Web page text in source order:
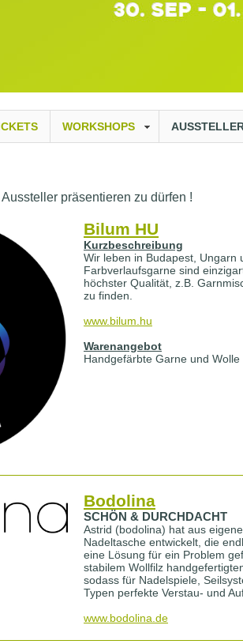
WORKSHOPS
präsentieren zu dürfen !
Bilum HU
Kurzbeschreibung
Wir leben in Budapest, Ungarn
Farbverlaufsgarne sind
höchster Qualität, z.B.
zu finden.
www.bilum.hu
Warenangebot
Handgefärbte Garne und
Bodolina
SCHÖN & DURCHDACHT
Astrid (bodolina) hat aus
Nadeltasche entwickelt, die
eine Lösung für ein Problem
stabilem Wollfilz
sodass für Nadelspiele,
Typen perfekte Verstau- und
www.bodolina.de